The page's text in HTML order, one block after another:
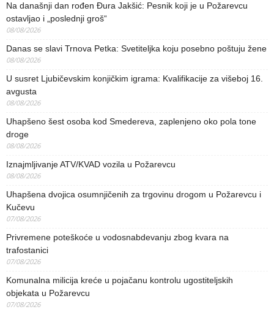
Na današnji dan rođen Đura Jakšić: Pesnik koji je u Požarevcu
ostavljao i „poslednji groš“
08/08/2026
Danas se slavi Trnova Petka: Svetiteljka koju posebno poštuju žene
08/08/2026
U susret Ljubičevskim konjičkim igrama: Kvalifikacije za višeboj 16.
avgusta
08/08/2026
Uhapšeno šest osoba kod Smedereva, zaplenjeno oko pola tone
droge
08/08/2026
Iznajmljivanje ATV/KVAD vozila u Požarevcu
08/08/2026
Uhapšena dvojica osumnjičenih za trgovinu drogom u Požarevcu i
Kučevu
07/08/2026
Privremene poteškoće u vodosnabdevanju zbog kvara na
trafostanici
07/08/2026
Komunalna milicija kreće u pojačanu kontrolu ugostiteljskih
objekata u Požarevcu
07/08/2026